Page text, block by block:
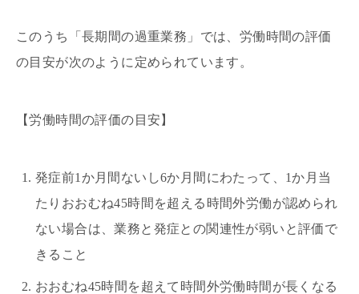
このうち「長期間の過重業務」では、労働時間の評価
の目安が次のように定められています。
【労働時間の評価の目安】
発症前1か月間ないし6か月間にわたって、1か月当
たりおおむね45時間を超える時間外労働が認められ
ない場合は、業務と発症との関連性が弱いと評価で
きること
おおむね45時間を超えて時間外労働時間が長くなる